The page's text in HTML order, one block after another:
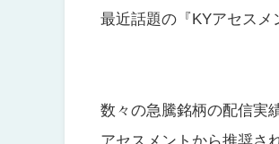
最近話題の『KYアセスメ
数々の急騰銘柄の配信実
アセスメントから推奨さ